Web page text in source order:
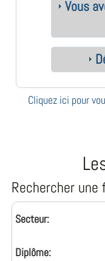
Vous
Cliquez ici pour
Rechercher une
Secteur:
Diplôme: